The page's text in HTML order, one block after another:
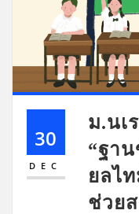
30
DEC
ม.นเ
“ฐา
ยลไ
ช่วย